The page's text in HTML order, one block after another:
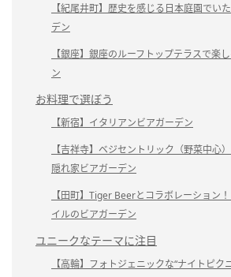
【紀尾井町】歴史を感じる日本庭園でい
デン
【銀座】銀座のルーフトップテラスで楽
ン
お料理で選ぼう
【新宿】イタリアンビアガーデン
【吉祥寺】ベジセントリック（野菜中心
隠れ家ビアガーデン
【田町】Tiger Beerとコラボレーション
イルのビアガーデン
ユニークなテーマに注目
【高輪】フォトジェニックな“ナイトピク